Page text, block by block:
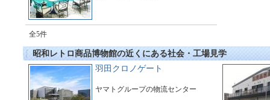
全5件
昭和レトロ商品博物館の近くにある社会・工場見学
羽田クロノゲート
ヤマトグループの物流センター